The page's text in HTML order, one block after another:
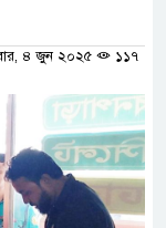
৪ জুন ২০২৫
১১৭